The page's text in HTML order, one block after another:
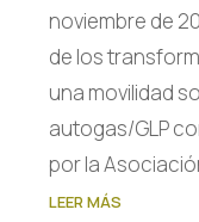
noviembre de
de los
una movilidad
autogas/GLP
por la
LEER MÁS